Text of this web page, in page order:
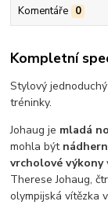
Komentáře 0
Kompletní
Stylový
tréninky.
Johaug je mladá
mohla být
vrcholové výkony
Therese Johaug,
olympijská vítězka